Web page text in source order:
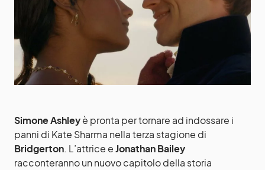
Simone Ashleyè pronta per tornare ad indossare i
panni di Kate Sharma nella terza stagione di
Bridgerton. L’attrice eJonathan Bailey
racconteranno un nuovo capitolo della storia